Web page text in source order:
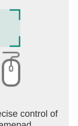
control of